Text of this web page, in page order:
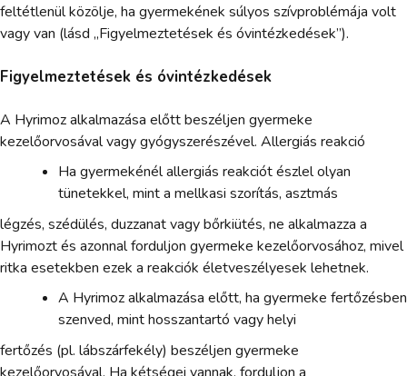
feltétlenül közölje, ha gyermekének súlyos szívproblémája volt
vagy van (lásd „Figyelmeztetések és óvintézkedések”).
Figyelmeztetések és óvintézkedések
A Hyrimoz alkalmazása előtt beszéljen gyermeke
kezelőorvosával vagy gyógyszerészével. Allergiás reakció
Ha gyermekénél allergiás reakciót észlel olyan
tünetekkel, mint a mellkasi szorítás, asztmás
légzés, szédülés, duzzanat vagy bőrkiütés, ne alkalmazza a
Hyrimozt és azonnal forduljon gyermeke kezelőorvosához, mivel
ritka esetekben ezek a reakciók életveszélyesek lehetnek.
A Hyrimoz alkalmazása előtt, ha gyermeke fertőzésben
szenved, mint hosszantartó vagy helyi
fertőzés (pl. lábszárfekély) beszéljen gyermeke